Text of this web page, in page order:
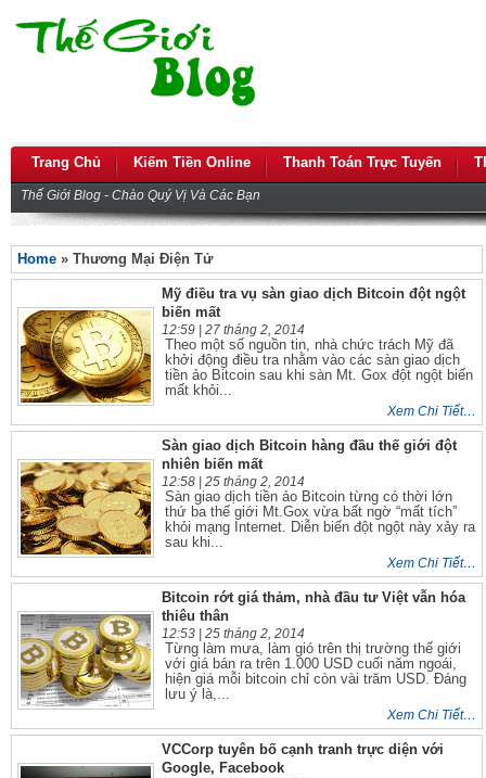
Trang Chủ Kiếm Tiền Online Thanh Toán Trực Tuyến
Thế Giới Blog - Chào Quý Vị Và Các Bạn
Home » Thương Mại Điện Tử
Mỹ điều tra vụ sàn giao dịch Bitcoin đột ngột
biến mất
12:59 | 27 tháng 2, 2014
Theo một số nguồn tin, nhà chức trách Mỹ đã
khởi động điều tra nhằm vào các sàn giao dịch
tiền ảo Bitcoin sau khi sàn Mt. Gox đột ngột biến
mất khỏi...
Xem Chi Tiết…
Sàn giao dịch Bitcoin hàng đầu thế giới đột
nhiên biến mất
12:58 | 25 tháng 2, 2014
Sàn giao dịch tiền ảo Bitcoin từng có thời lớn
thứ ba thế giới Mt.Gox vừa bất ngờ “mất tích”
khỏi mạng Internet. Diễn biến đột ngột này xảy ra
sau khi...
Xem Chi Tiết…
Bitcoin rớt giá thảm, nhà đầu tư Việt vẫn hóa
thiêu thân
12:53 | 25 tháng 2, 2014
Từng làm mưa, làm gió trên thị trường thế giới
với giá bán ra trên 1.000 USD cuối năm ngoái,
hiện giá mỗi bitcoin chỉ còn vài trăm USD. Đáng
lưu ý là,...
Xem Chi Tiết…
VCCorp tuyên bố cạnh tranh trực diện với
Google, Facebook